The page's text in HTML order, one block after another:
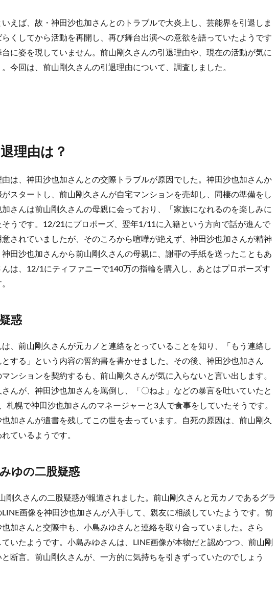
えば、故・神田沙也加さんとのトラブルで大炎上し、芸能界を引退しま
くしてから活動を再開し、再び舞台出演への意欲を語っていたようです
に姿を現していません。前山剛久さんの引退理由や、現在の活動が気に
今回は、前山剛久さんの引退理由について、調査しました。
理由は？
は、神田沙也加さんとの交際トラブルが原因でした。神田沙也加さんか
スタートし、前山剛久さんが自宅マンションを売却し、同棲の準備をし
さんは前山剛久さんの母親に会っており、「家族になれるのを楽しみに
そうです。12/21にプロポーズ、翌年1/11に入籍という方向で話が進んで
されていましたが、そのころから喧嘩が絶えず、神田沙也加さんが精神
田沙也加さんから前山剛久さんの母親に、謝罪の手紙を送ったこともあ
んは、12/1にティファニーで140万の指輪を購入し、あとはプロポーズす
惑
、前山剛久さんが元カノと連絡をとっていることを知り、「もう連絡し
する」という内容の誓約書を書かせました。その後、神田沙也加さん
ンションを契約するも、前山剛久さんが気に入らないと言い出します。
んが、神田沙也加さんを罵倒し、「〇ねよ」などの暴言を吐いていたと
札幌で神田沙也加さんのマネージャーと3人で食事をしていたそうです。
加さんが遺書を残してこの世を去っています。自死の原因は、前山剛久
ているようです。
ゆの二股疑惑
剛久さんの二股疑惑が報道されました。前山剛久さんと元カノであるグラ
LINE画像を神田沙也加さんが入手して、親友に相談していたようです。前
加さんと交際中も、小島みゆさんと連絡を取り合っていました。さら
いたようです。小島みゆさんは、LINE画像が本物だと認めつつ、前山剛
断言。前山剛久さんが、一方的に気持ちを引きずっていたのでしょう